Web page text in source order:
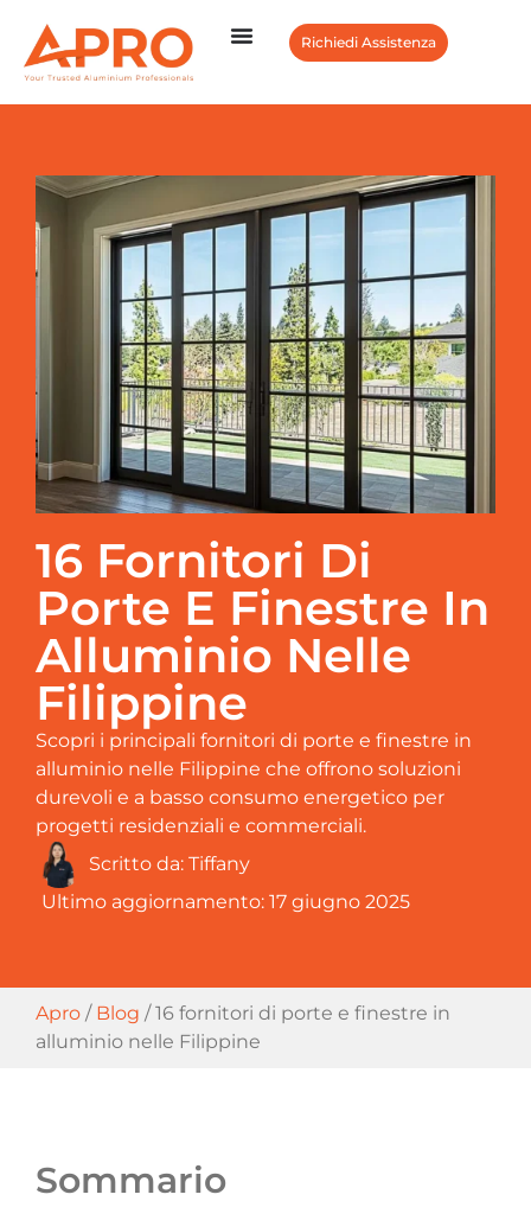
Richiedi Assistenza
16 Fornitori Di
Porte E Finestre In
Alluminio Nelle
Filippine
Scopri i principali fornitori di porte e finestre in
alluminio nelle Filippine che offrono soluzioni
durevoli e a basso consumo energetico per
progetti residenziali e commerciali.
Scritto da: Tiffany
Ultimo aggiornamento: 17 giugno 2025
Apro / Blog /16 fornitori di porte e finestre in
alluminio nelle Filippine
Sommario